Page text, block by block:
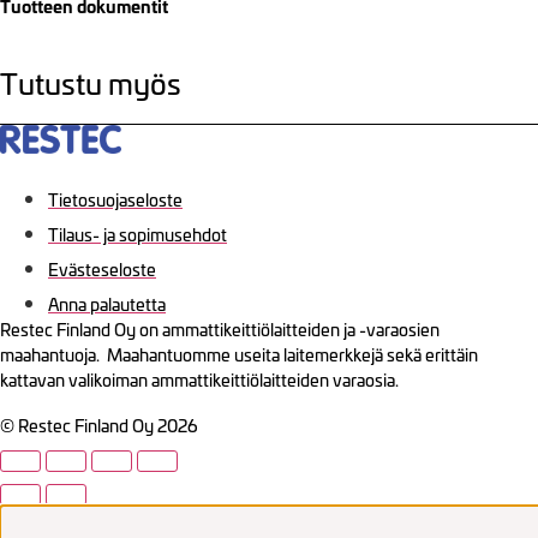
Tuotteen dokumentit
Tutustu myös
Tietosuojaseloste
Tilaus- ja sopimusehdot
Evästeseloste
Anna palautetta
Restec Finland Oy on ammattikeittiölaitteiden ja -varaosien
maahantuoja. Maahantuomme useita laitemerkkejä sekä erittäin
kattavan valikoiman ammattikeittiölaitteiden varaosia.
© Restec Finland Oy 2026